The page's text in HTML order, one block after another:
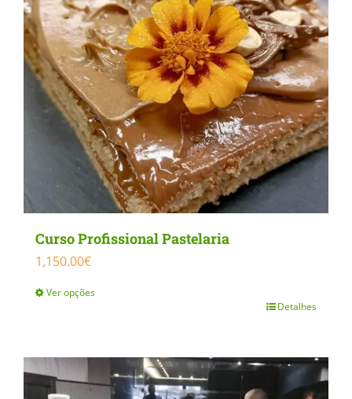
Curso Profissional Pastelaria
1,150.00€
Ver opções
has
multiple
Detalhes